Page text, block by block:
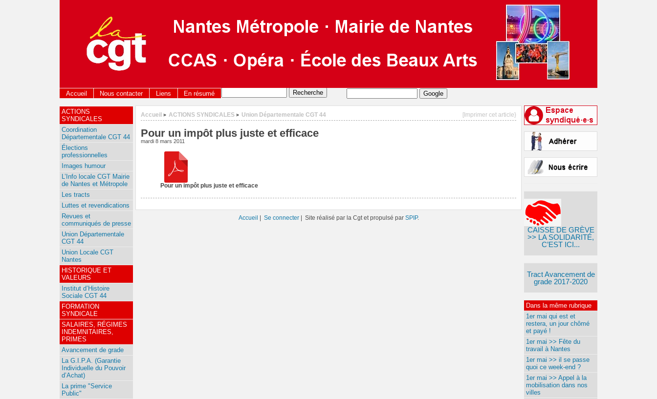
Accueil Nous contacter Liens En résumé
[Imprimer cet article}
Accueil > ACTIONS SYNDICALES > Union Départementale CGT 44
Pour un impôt plus juste et efficace
mardi 8 mars 2011
Pour un impôt plus juste et efficace
CAISSE DE GRÈVE
>> LA SOLIDARITÉ,
C’EST ICI...
Tract Avancement de
grade 2017-2020
Dans la même rubrique
1er mai qui est et
restera, un jour chômé
et payé !
1er mai >> Fête du
travail à Nantes
1er mai >> il se passe
quoi ce week-end ?
1er mai >> Appel à la
mobilisation dans nos
villes
ACTIONS
SYNDICALES
Coordination
Départementale CGT 44
Élections
professionnelles
Images humour
L’Info locale CGT Mairie
de Nantes et Métropole
Les tracts
Luttes et revendications
Revues et
communiqués de presse
Union Départementale
CGT 44
Union Locale CGT
Nantes
HISTORIQUE ET
VALEURS
Institut d’Histoire
Sociale CGT 44
FORMATION
SYNDICALE
SALAIRES, RÉGIMES
INDEMNITAIRES,
PRIMES
Avancement de grade
La G.I.P.A. (Garantie
Individuelle du Pouvoir
d’Achat)
La prime "Service
Public"
Accueil | Se connecter| Site réalisé par la Cgt et propulsé par SPIP.